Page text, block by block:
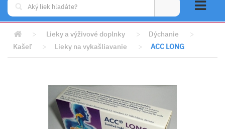
> Lieky a výživové doplnky > Dýchanie
>
Kašeľ
> Lieky na vykašliavanie > ACC LONG